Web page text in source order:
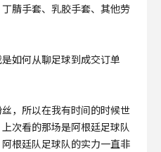
腈手套、乳胶手套、其他劳
如何从聊足球到成交订单
，所以在我有时间的时候世
次看的那场是阿根廷足球队
根廷队足球队的实力一直非